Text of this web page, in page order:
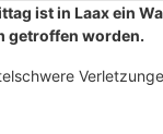
ist in Laax ein
getroffen worden.